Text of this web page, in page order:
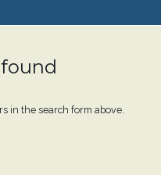
in the search form above.